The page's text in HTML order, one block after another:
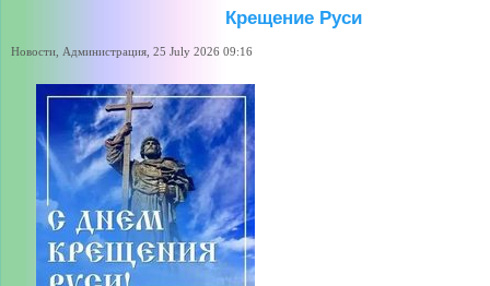
Крещение Руси
Новости, Администрация, 25 July 2026 09:16